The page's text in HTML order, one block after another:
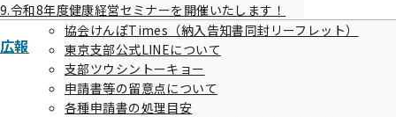
9.令和8年度健康経営セミナーを開催いたします！
広報
協会けんぽTimes（納入告知書同封リーフレット）
東京支部公式LINEについて
支部ツウシントーキョー
申請書等の留意点について
各種申請書の処理目安
08【特定保健指導：従業員ご本人様向
け】特定保健指導（本人）のご案内